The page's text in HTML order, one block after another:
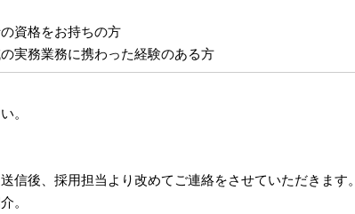
資格をお持ちの方
実務業務に携わった経験のある方
。
後、採用担当より改めてご連絡をさせていただきます。
。